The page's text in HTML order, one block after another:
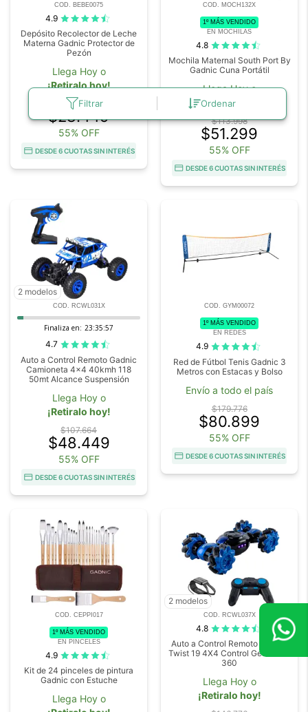
Filtrar Ordenar
COD. BEBE0075
4.9
Depósito Recolector de Leche
Materna Gadnic Protector de
Pezón
Llega Hoy o
¡Retiralo hoy!
$63.220
$28.449
55% OFF
DESDE 6 CUOTAS SIN INTERÉS
COD. MOCH132X
1º MÁS VENDIDO
EN MOCHILAS
4.8
Mochila Maternal South Port By
Gadnic Cuna Portátil
Llega Hoy o
¡Retiralo hoy!
$113.998
$51.299
55% OFF
DESDE 6 CUOTAS SIN INTERÉS
2 modelos
COD. RCWL031X
Finaliza en: 23:35:56
4.7
Auto a Control Remoto Gadnic
Camioneta 4x4 40kmh 118
50mt Alcance Suspensión
Llega Hoy o
¡Retiralo hoy!
$107.664
$48.449
55% OFF
DESDE 6 CUOTAS SIN INTERÉS
COD. GYM00072
1º MÁS VENDIDO
EN REDES
4.9
Red de Fútbol Tenis Gadnic 3
Metros con Estacas y Bolso
Envío a todo el país
$179.776
$80.899
55% OFF
DESDE 6 CUOTAS SIN INTERÉS
COD. CEPPI017
1º MÁS VENDIDO
EN PINCELES
4.9
Kit de 24 pinceles de pintura
Gadnic con Estuche
Llega Hoy o
2 modelos
COD. RCWL037X
4.8
Auto a Control Remoto Gadnic
Twist 19 4X4 Control Gesticular
360
Llega Hoy o
¡Retiralo hoy!